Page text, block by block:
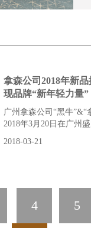
拿森公司2018年新
现品牌“新年轻力量”
广州拿森公司“黑牛
2018年3月20日在广州盛
2018-03-21
4 5